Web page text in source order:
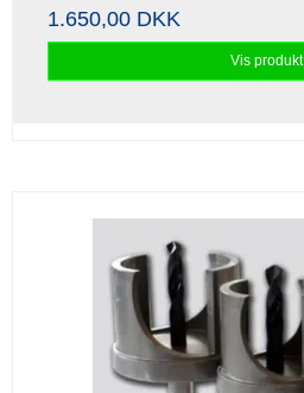
1.650,00 DKK
Vis produkt